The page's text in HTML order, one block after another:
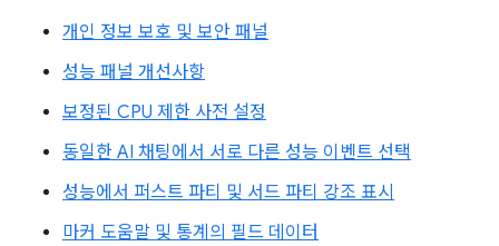
개인 정보 보호 및 보안 패널
성능 패널 개선사항
보정된 CPU 제한 사전 설정
동일한 AI 채팅에서 서로 다른 성능 이벤트 선택
성능에서 퍼스트 파티 및 서드 파티 강조 표시
마커 도움말 및 통계의 필드 데이터